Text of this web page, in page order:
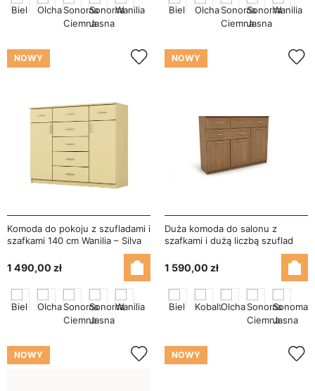
NOWY
Komoda do pokoju z szufladami i
szafkami 140 cm Wanilia – Silva
1 490,00 zł
NOWY
Duża komoda do salonu z
szafkami i dużą liczbą szuflad
1 590,00 zł
NOWY NOWY